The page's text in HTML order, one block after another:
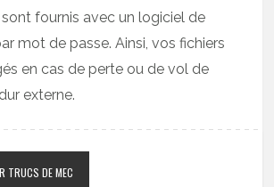
sont fournis avec un logiciel de
mot de passe. Ainsi, vos fichiers
en cas de perte ou de vol de
externe.
TRUCS DE MEC